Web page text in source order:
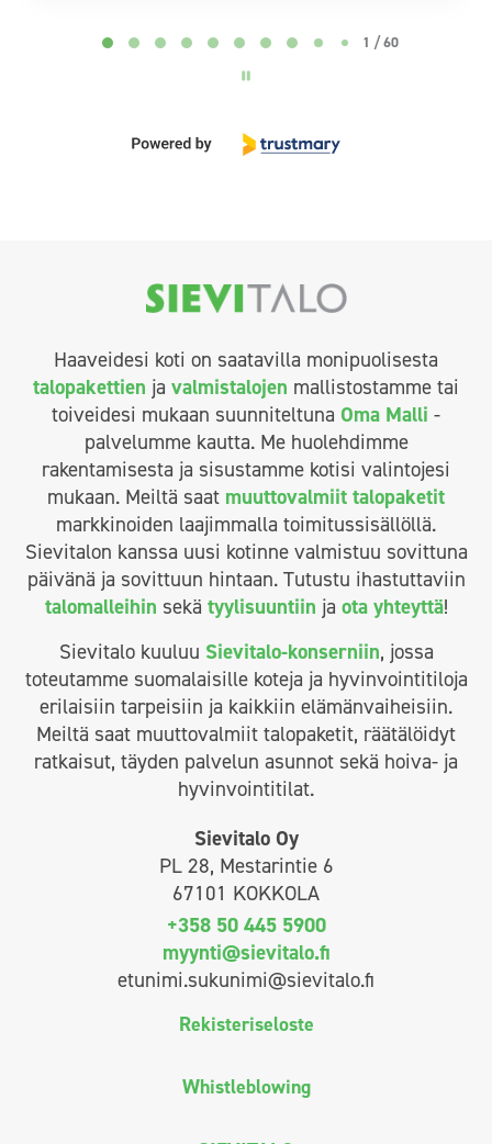
2 / 60
Haaveidesi koti on saatavilla monipuolisesta
talopakettien ja valmistalojen mallistostamme tai
toiveidesi mukaan suunniteltuna Oma Malli -
palvelumme kautta. Me huolehdimme
rakentamisesta ja sisustamme kotisi valintojesi
mukaan. Meiltä saat muuttovalmiit talopaketit
markkinoiden laajimmalla toimitussisällöllä.
Sievitalon kanssa uusi kotinne valmistuu sovittuna
päivänä ja sovittuun hintaan. Tutustu ihastuttaviin
talomalleihin sekä tyylisuuntiin ja ota yhteyttä!
Sievitalo kuuluu Sievitalo-konserniin, jossa
toteutamme suomalaisille koteja ja hyvinvointitiloja
erilaisiin tarpeisiin ja kaikkiin elämänvaiheisiin.
Meiltä saat muuttovalmiit talopaketit, räätälöidyt
ratkaisut, täyden palvelun asunnot sekä hoiva- ja
hyvinvointitilat.
Sievitalo Oy
PL 28, Mestarintie 6
67101 KOKKOLA
+358 50 445 5900
myynti@sievitalo.fi
etunimi.sukunimi@sievitalo.fi
Rekisteriseloste
Whistleblowing